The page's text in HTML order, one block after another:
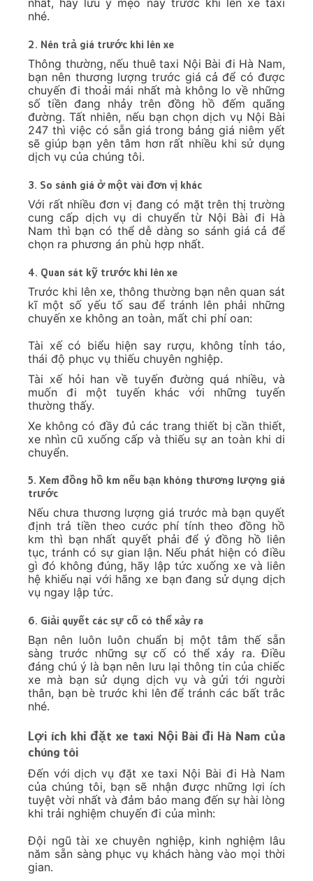
nhất, hãy lưu ý mẹo này trước khi lên xe taxi
nhé.
2. Nên trả giá trước khi lên xe
Thông thường, nếu thuê taxi Nội Bài đi Hà Nam,
bạn nên thương lượng trước giá cả để có được
chuyến đi thoải mái nhất mà không lo về những
số tiền đang nhảy trên đồng hồ đếm quãng
đường. Tất nhiên, nếu bạn chọn dịch vụ Nội Bài
247 thì việc có sẵn giá trong bảng giá niêm yết
sẽ giúp bạn yên tâm hơn rất nhiều khi sử dụng
dịch vụ của chúng tôi.
3. So sánh giá ở một vài đơn vị khác
Với rất nhiều đơn vị đang có mặt trên thị trường
cung cấp dịch vụ di chuyển từ Nội Bài đi Hà
Nam thì bạn có thể dễ dàng so sánh giá cả để
chọn ra phương án phù hợp nhất.
4. Quan sát kỹ trước khi lên xe
Trước khi lên xe, thông thường bạn nên quan sát
kĩ một số yếu tố sau để tránh lên phải những
chuyến xe không an toàn, mất chi phí oan:
Tài xế có biểu hiện say rượu, không tỉnh táo,
thái độ phục vụ thiếu chuyên nghiệp.
Tài xế hỏi han về tuyến đường quá nhiều, và
muốn đi một tuyến khác với những tuyến
thường thấy.
Xe không có đầy đủ các trang thiết bị cần thiết,
xe nhìn cũ xuống cấp và thiếu sự an toàn khi di
chuyển.
5. Xem đồng hồ km nếu bạn không thương lượng giá
trước
Nếu chưa thương lượng giá trước mà bạn quyết
định trả tiền theo cước phí tính theo đồng hồ
km thì bạn nhất quyết phải để ý đồng hồ liên
tục, tránh có sự gian lận. Nếu phát hiện có điều
gì đó không đúng, hãy lập tức xuống xe và liên
hệ khiếu nại với hãng xe bạn đang sử dụng dịch
vụ ngay lập tức.
6. Giải quyết các sự cố có thể xảy ra
Bạn nên luôn luôn chuẩn bị một tâm thế sẵn
sàng trước những sự cố có thể xảy ra. Điều
đáng chú ý là bạn nên lưu lại thông tin của chiếc
xe mà bạn sử dụng dịch vụ và gửi tới người
thân, bạn bè trước khi lên để tránh các bất trắc
nhé.
Lợi ích khi đặt xe taxi Nội Bài đi Hà Nam của
chúng tôi
Đến với dịch vụ đặt xe taxi Nội Bài đi Hà Nam
của chúng tôi, bạn sẽ nhận được những lợi ích
tuyệt vời nhất và đảm bảo mang đến sự hài lòng
khi trải nghiệm chuyến đi của mình:
Đội ngũ tài xe chuyên nghiệp, kinh nghiệm lâu
năm sẵn sàng phục vụ khách hàng vào mọi thời
gian.